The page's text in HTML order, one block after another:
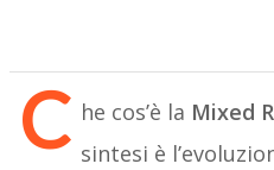
C he cos’è la Mixed
sintesi è